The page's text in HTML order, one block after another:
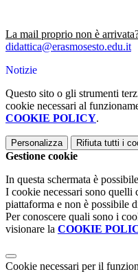
La mail proprio non è
didattica@erasmosesto.edu.it
Notizie
Questo sito o gli strumenti
cookie necessari al
COOKIE POLICY.
Personalizza Rifiuta tutti i
Gestione cookie
In questa schermata è
I cookie necessari sono quelli
piattaforma e non è possibile
Per conoscere quali sono i
visionare la COOKIE
Cookie necessari per il